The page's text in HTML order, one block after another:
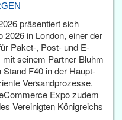
präsentiert sich
in London, einer der
Paket-, Post- und E-
seinem Partner Bluhm
Stand F40 in der Haupt­
Versandprozesse.
Expo zudem
Vereinigten Königreichs